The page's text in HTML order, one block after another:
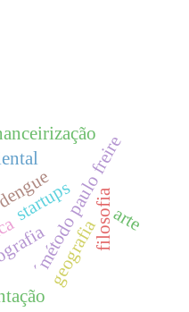
´método paulo freire
geografia
dengue
startups filosofiaarte